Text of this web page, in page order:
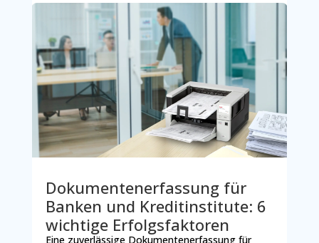
Dokumentenerfassung für
Banken und Kreditinstitute: 6
wichtige Erfolgsfaktoren
Eine zuverlässige Dokumentenerfassung für